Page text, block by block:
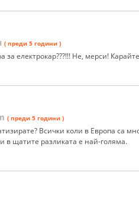
( преди 5 години )
за електрокар???!!! Не, мерси!
( преди 5 години )
Всички коли в Европа са
в щатите разликата е най-голяма.